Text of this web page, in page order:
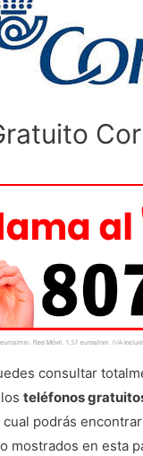
consultar
losteléfonos
podrás
mostrados en esta